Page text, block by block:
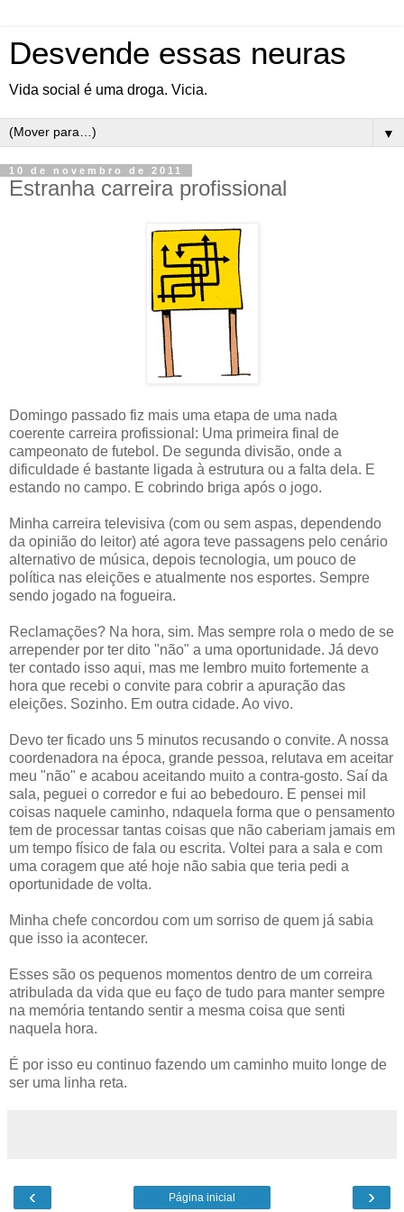
Desvende essas neuras
Vida social é uma droga. Vicia.
▼
10 de novembro de 2011
Estranha carreira profissional
Domingo passado fiz mais uma etapa de uma nada
coerente carreira profissional: Uma primeira final de
campeonato de futebol. De segunda divisão, onde a
dificuldade é bastante ligada à estrutura ou a falta dela. E
estando no campo. E cobrindo briga após o jogo.
Minha carreira televisiva (com ou sem aspas, dependendo
da opinião do leitor) até agora teve passagens pelo cenário
alternativo de música, depois tecnologia, um pouco de
política nas eleições e atualmente nos esportes. Sempre
sendo jogado na fogueira.
Reclamações? Na hora, sim. Mas sempre rola o medo de se
arrepender por ter dito "não" a uma oportunidade. Já devo
ter contado isso aqui, mas me lembro muito fortemente a
hora que recebi o convite para cobrir a apuração das
eleições. Sozinho. Em outra cidade. Ao vivo.
Devo ter ficado uns 5 minutos recusando o convite. A nossa
coordenadora na época, grande pessoa, relutava em aceitar
meu "não" e acabou aceitando muito a contra-gosto. Saí da
sala, peguei o corredor e fui ao bebedouro. E pensei mil
coisas naquele caminho, ndaquela forma que o pensamento
tem de processar tantas coisas que não caberiam jamais em
um tempo físico de fala ou escrita. Voltei para a sala e com
uma coragem que até hoje não sabia que teria pedi a
oportunidade de volta.
Minha chefe concordou com um sorriso de quem já sabia
que isso ia acontecer.
Esses são os pequenos momentos dentro de um correira
atribulada da vida que eu faço de tudo para manter sempre
na memória tentando sentir a mesma coisa que senti
naquela hora.
É por isso eu continuo fazendo um caminho muito longe de
ser uma linha reta.
‹ ›
Página inicial